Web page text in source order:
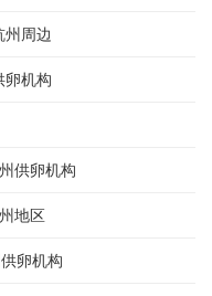
周边
卵机构
供卵机构
地区
卵机构